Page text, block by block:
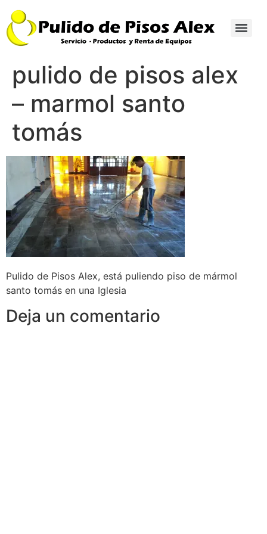
pulido de pisos alex
– marmol santo
tomás
Pulido de Pisos Alex, está puliendo piso de mármol
santo tomás en una Iglesia
Deja un comentario